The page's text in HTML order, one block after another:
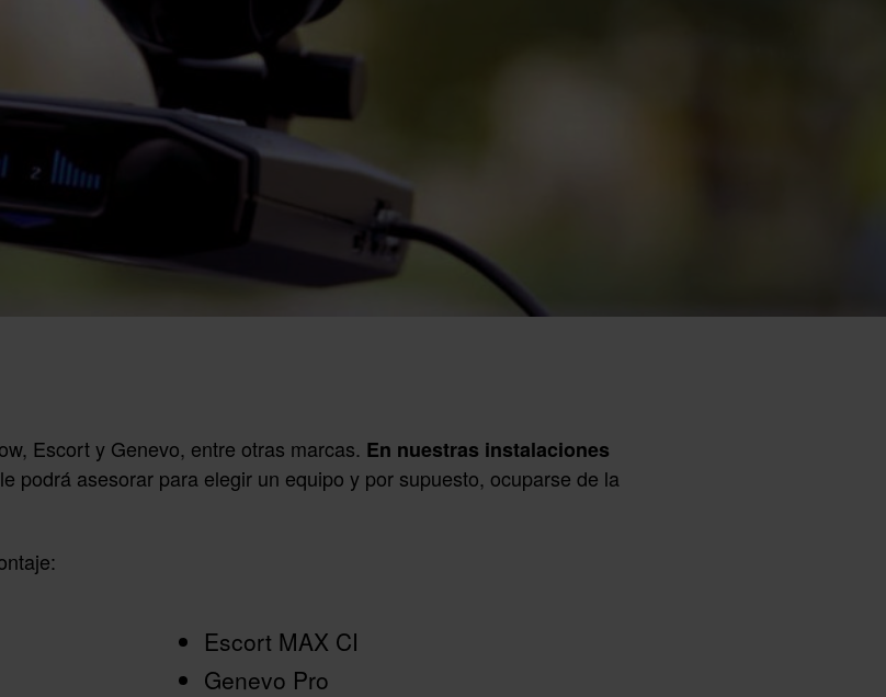
Escort y Genevo, entre otras marcas. En nuestras instalaciones
podrá asesorar para elegir un equipo y por supuesto, ocuparse de la
Escort MAX CI
Genevo Pro